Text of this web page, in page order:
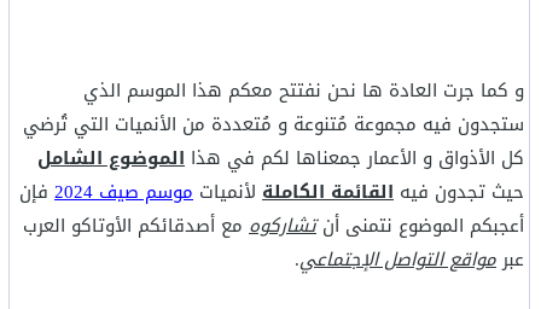
و كما جرت العادة ها نحن نفتتح معكم هذا الموسم الذي
ستجدون فيه مجموعة مُتنوعة و مُتعددة من الأنميات التي تُرضي
كل الأذواق و الأعمار جمعناها لكم في هذا الموضوع الشامل
حيث تجدون فيه القائمة الكاملة لأنميات موسم صيف 2024
فإن
أعجبكم الموضوع نتمنى أنتشاركوه مع أصدقائكم الأوتاكو العرب
عبرمواقع التواصل الإجتماعي.